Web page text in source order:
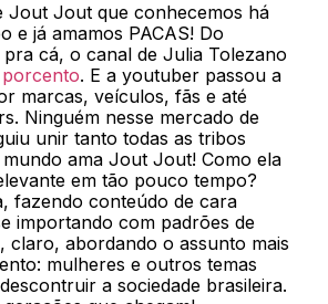
Jout Jout que conhecemos há
e já amamos PACAS! Do
cá, o canal de Julia Tolezano
. E a youtuber passou a
marcas, veículos, fãs e até
Ninguém nesse mercado de
unir tanto todas as tribos
ama Jout Jout! Como ela
em tão pouco tempo?
fazendo conteúdo de cara
importando com padrões de
claro, abordando o assunto mais
mulheres e outros temas
a sociedade brasileira.